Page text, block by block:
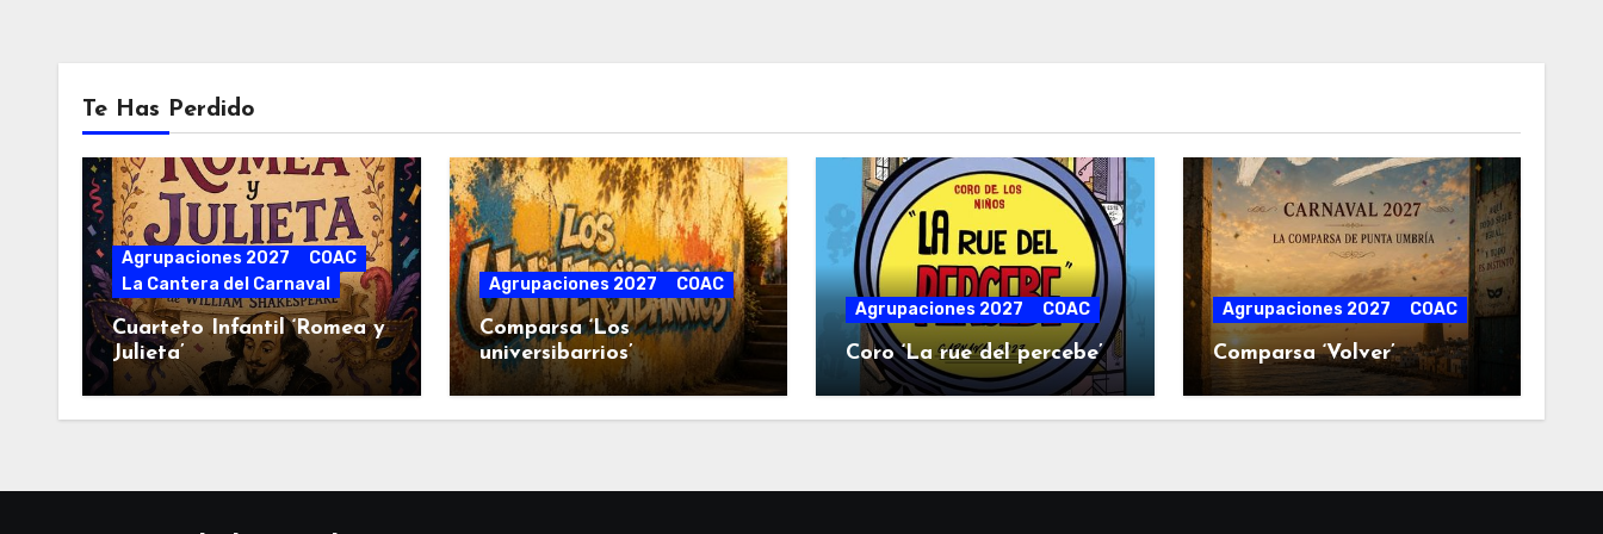
Te Has Perdido
Agrupaciones 2027
COAC
La Cantera del Carnaval
Cuarteto Infantil ‘Romea y
Julieta’
Agrupaciones 2027 COAC
Comparsa ‘Los
universibarrios’
Agrupaciones 2027 COAC
Coro ‘La rue del percebe’
Agrupaciones 2027 COAC
Comparsa ‘Volver’